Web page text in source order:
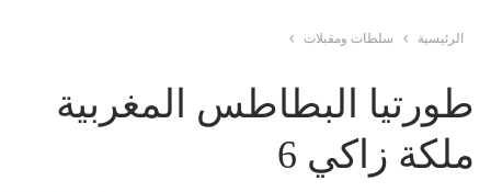
الرئيسية سلطات ومقبلات
طورتيا البطاطس المغربية
ملكة زاكي 6